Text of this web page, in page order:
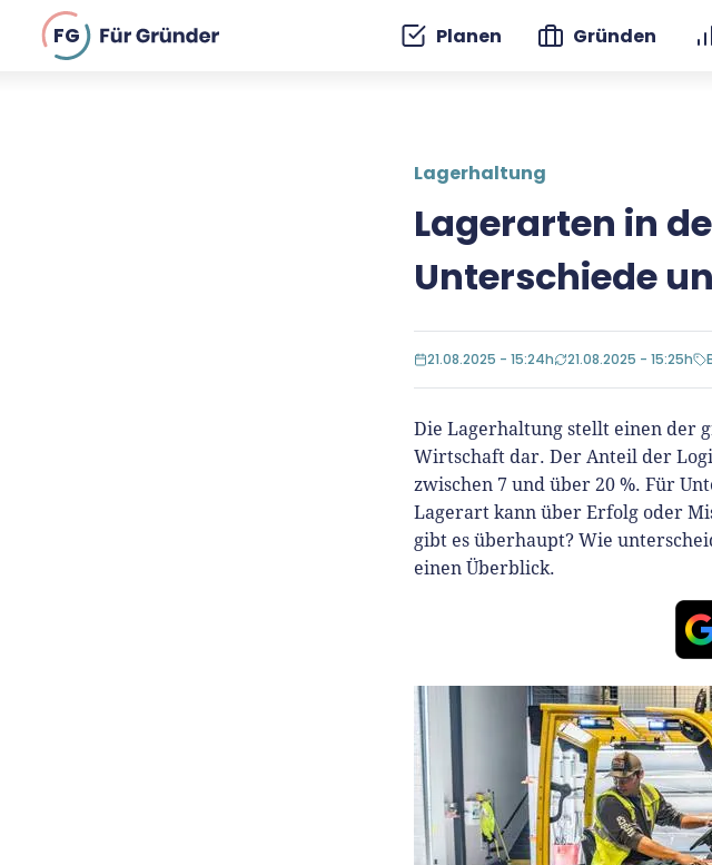
FG Planen Gründen
Lagerhaltung
Lagerarten in
Unterschiede
21.08.2025 - 15:24h 21.08.2025 - 15:25h
Die Lagerhaltung stellt einen der
Wirtschaft dar. Der Anteil der
zwischen 7 und über 20 %. Für
Lagerart kann über Erfolg oder
gibt es überhaupt? Wie
einen Überblick.